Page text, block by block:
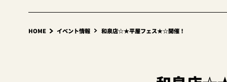
HOME イベント情報 和泉店☆★平屋フェス★☆開催！